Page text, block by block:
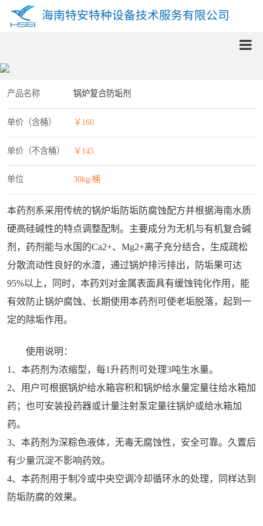
海南特安特种设备技术服务有限公司
产品名称 锅炉复合防垢剂
单价（含桶） ￥160
单价（不含桶） ￥145
单位 30kg/桶
本药剂系采用传统的锅炉垢防垢防腐蚀配方并根据海南水质
硬高硅碱性的特点调整配制。主要成分为无机与有机复合碱
剂，药剂能与水国的Ca2+、Mg2+离子充分结合，生成疏松
分散流动性良好的水渣，通过锅炉排污排出，防垢果可达
95%以上，同时，本药刘对金属表面具有缓蚀钝化作用，能
有效防止锅炉腐蚀、长期使用本药剂可使老垢脱落，起到一
定的除垢作用。
使用说明：
1、本药剂为浓缩型，每1升药剂可处理3吨生水量。
2、用户可根据锅炉给水箱容积和锅炉给水量定量往给水箱加
药；也可安装投药器或计量注射泵定量往锅炉或给水箱加
药。
3、本药剂为深粽色液体，无毒无腐蚀性，安全可靠。久置后
有少量沉淀不影响药效。
4、本药剂用于制冷或中央空调冷却循环水的处理，同样达到
防垢防腐的效果。